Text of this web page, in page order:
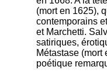
(mort en 1625),
contemporains
et Marchetti.
satiriques,
Métastase
poétique